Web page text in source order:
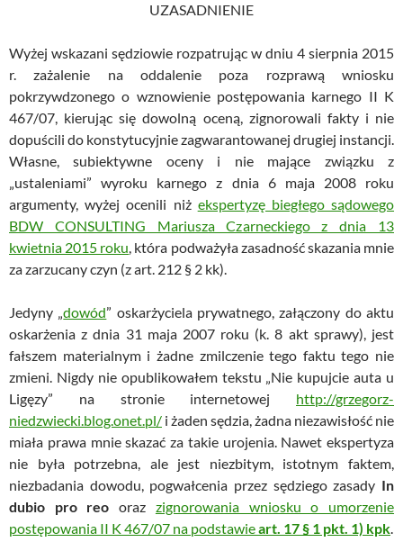
UZASADNIENIE
Wyżej wskazani sędziowie rozpatrując w dniu 4 sierpnia 2015
r. zażalenie na oddalenie poza rozprawą wniosku
pokrzywdzonego o wznowienie postępowania karnego II K
467/07, kierując się dowolną oceną, zignorowali fakty i nie
dopuścili do konstytucyjnie zagwarantowanej drugiej instancji.
Własne, subiektywne oceny i nie mające związku z
„ustaleniami” wyroku karnego z dnia 6 maja 2008 roku
argumenty, wyżej ocenili niż ekspertyzę biegłego sądowego
BDW CONSULTING Mariusza Czarneckiego z dnia 13
kwietnia 2015 roku, która podważyła zasadność skazania mnie
za zarzucany czyn (z art. 212 § 2 kk).
Jedyny „dowód” oskarżyciela prywatnego, załączony do aktu
oskarżenia z dnia 31 maja 2007 roku (k. 8 akt sprawy), jest
fałszem materialnym i żadne zmilczenie tego faktu tego nie
zmieni. Nigdy nie opublikowałem tekstu „Nie kupujcie auta u
Ligęzy” na stronie internetowej http://grzegorz-
niedzwiecki.blog.onet.pl/ i żaden sędzia, żadna niezawisłość nie
miała prawa mnie skazać za takie urojenia. Nawet ekspertyza
nie była potrzebna, ale jest niezbitym, istotnym faktem,
niezbadania dowodu, pogwałcenia przez sędziego zasady In
dubio pro reo oraz zignorowania wniosku o umorzenie
postępowania II K 467/07 na podstawieart. 17 § 1 pkt. 1) kpk.